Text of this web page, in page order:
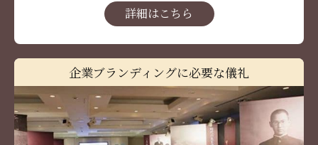
詳細はこちら
企業ブランディングに必要な儀礼